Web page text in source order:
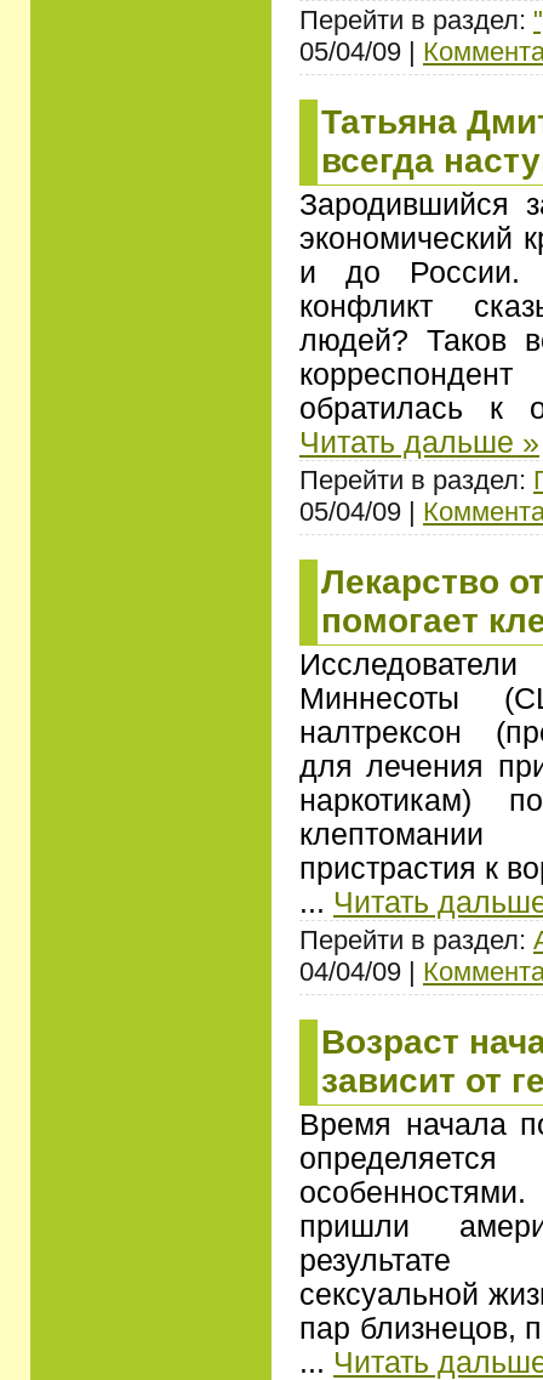
Перейти в раздел:
05/04/09 |
Татьяна
всегда
Зародившийся
экономический
и до России.
конфликт
людей? Таков
обратилась к
Читать дальше »
Перейти в раздел:
05/04/09 |
Лекарство
помогает
Миннесоты
налтрексон
для лечения
наркотикам)
пристрастия к
... Читать
Перейти в раздел:
04/04/09 |
Возраст
зависит от
Время начала
пришли
результате
сексуальной
пар близнецов,
... Читать